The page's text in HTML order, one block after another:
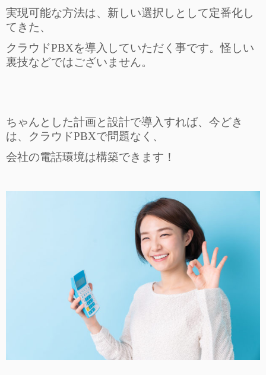
実現可能な方法は、新しい選択しとして定番化し
てきた、
クラウドPBXを導入していただく事です。怪しい
裏技などではございません。
ちゃんとした計画と設計で導入すれば、今どき
は、クラウドPBXで問題なく、
会社の電話環境は構築できます！